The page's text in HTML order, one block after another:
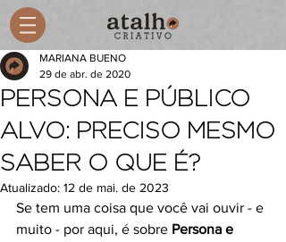
PERSONA E PÚBLICO
ALVO: PRECISO MESMO
SABER O QUE É?
MARIANA BUENO
29 de abr. de 2020
Atualizado: 12 de mai. de 2023
Se tem uma coisa que você vai ouvir - e
muito - por aqui, é sobre Persona e